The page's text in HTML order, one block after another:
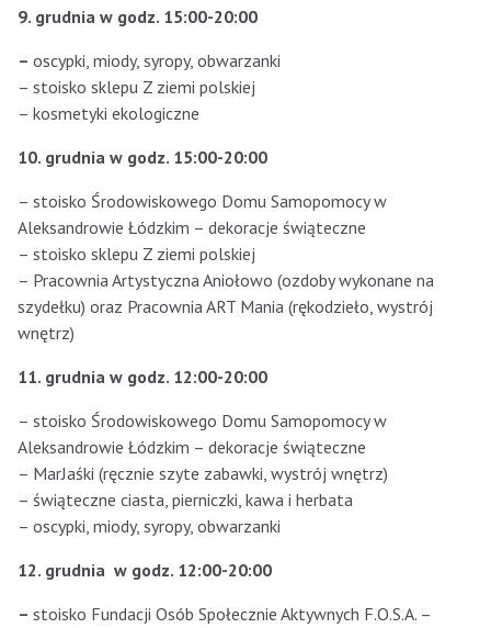
9. grudnia w godz. 15:00-20:00
– oscypki, miody, syropy, obwarzanki
– stoisko sklepu Z ziemi polskiej
– kosmetyki ekologiczne
10. grudnia w godz. 15:00-20:00
– stoisko Środowiskowego Domu Samopomocy w
Aleksandrowie Łódzkim – dekoracje świąteczne
– stoisko sklepu Z ziemi polskiej
– Pracownia Artystyczna Aniołowo (ozdoby wykonane na
szydełku) oraz Pracownia ART Mania (rękodzieło, wystrój
wnętrz)
11. grudnia w godz. 12:00-20:00
– stoisko Środowiskowego Domu Samopomocy w
Aleksandrowie Łódzkim – dekoracje świąteczne
– MarJaśki (ręcznie szyte zabawki, wystrój wnętrz)
– świąteczne ciasta, pierniczki, kawa i herbata
– oscypki, miody, syropy, obwarzanki
12. grudnia w godz. 12:00-20:00
– stoisko Fundacji Osób Społecznie Aktywnych F.O.S.A. –